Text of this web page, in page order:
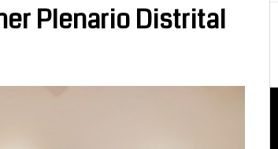
Plenario Distrital